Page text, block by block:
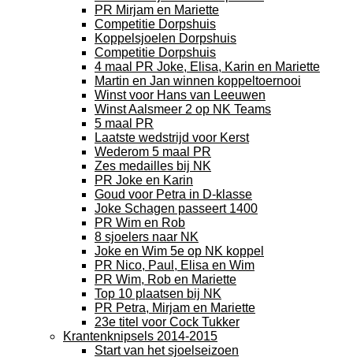
PR Mirjam en Mariette
Competitie Dorpshuis
Koppelsjoelen Dorpshuis
Competitie Dorpshuis
4 maal PR Joke, Elisa, Karin en Mariette
Martin en Jan winnen koppeltoernooi
Winst voor Hans van Leeuwen
Winst Aalsmeer 2 op NK Teams
5 maal PR
Laatste wedstrijd voor Kerst
Wederom 5 maal PR
Zes medailles bij NK
PR Joke en Karin
Goud voor Petra in D-klasse
Joke Schagen passeert 1400
PR Wim en Rob
8 sjoelers naar NK
Joke en Wim 5e op NK koppel
PR Nico, Paul, Elisa en Wim
PR Wim, Rob en Mariette
Top 10 plaatsen bij NK
PR Petra, Mirjam en Mariette
23e titel voor Cock Tukker
Krantenknipsels 2014-2015
Start van het sjoelseizoen